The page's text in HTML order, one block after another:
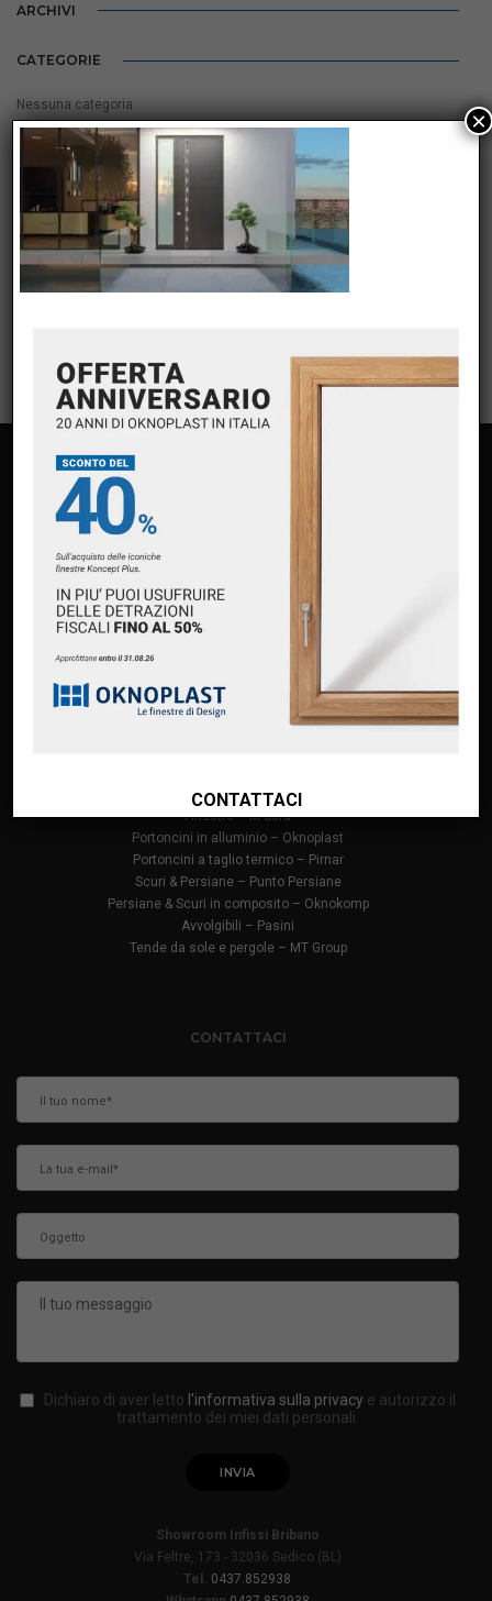
ARCHIVI
CATEGORIE
Nessuna categoria
Feed dei contenuti
Feed dei commenti
Premium Partner Oknoplast
Finanziamento Oknoplast
Finestre in alluminio – Oknoplast
Finestre – M Sora
Portoncini in alluminio – Oknoplast
Portoncini a taglio termico – Pirnar
Scuri & Persiane – Punto Persiane
Persiane & Scuri in composito – Oknokomp
Avvolgibili – Pasini
Tende da sole e pergole – MT Group
CONTATTACI
Dichiaro di aver letto l'informativa sulla privacy e autorizzo il
trattamento dei miei dati personali.
Showroom Infissi Bribano
Via Feltre, 173 - 32036 Sedico (BL)
Tel. 0437.852938
CONTATTACI
×